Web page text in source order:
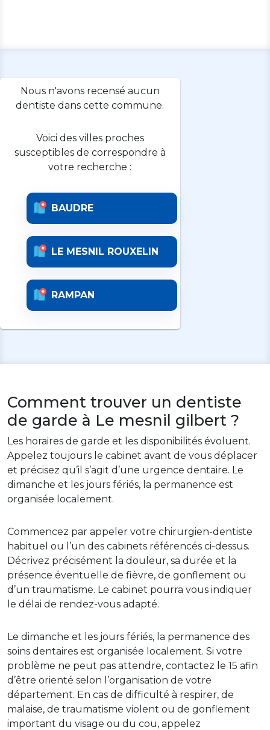
Nous n'avons recensé aucun
dentiste dans cette commune.
Voici des villes proches
susceptibles de correspondre à
votre recherche :
BAUDRE
LE MESNIL ROUXELIN
RAMPAN
Comment trouver un dentiste
de garde à Le mesnil gilbert ?
Les horaires de garde et les disponibilités évoluent.
Appelez toujours le cabinet avant de vous déplacer
et précisez qu’il s’agit d’une urgence dentaire. Le
dimanche et les jours fériés, la permanence est
organisée localement.
Commencez par appeler votre chirurgien-dentiste
habituel ou l’un des cabinets référencés ci-dessus.
Décrivez précisément la douleur, sa durée et la
présence éventuelle de fièvre, de gonflement ou
d’un traumatisme. Le cabinet pourra vous indiquer
le délai de rendez-vous adapté.
Le dimanche et les jours fériés, la permanence des
soins dentaires est organisée localement. Si votre
problème ne peut pas attendre, contactez le 15 afin
d’être orienté selon l’organisation de votre
département. En cas de difficulté à respirer, de
malaise, de traumatisme violent ou de gonflement
important du visage ou du cou, appelez